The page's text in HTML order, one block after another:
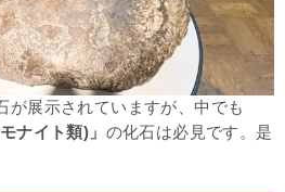
が展示されていますが、中でも
ナイト類)」 の化石は必見です。是